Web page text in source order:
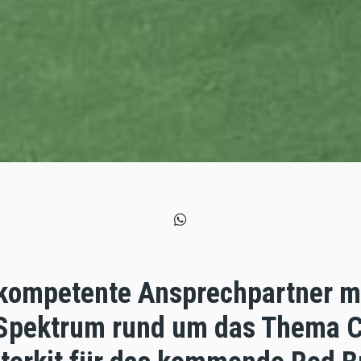
Ansprechpartner
rund um das Thema